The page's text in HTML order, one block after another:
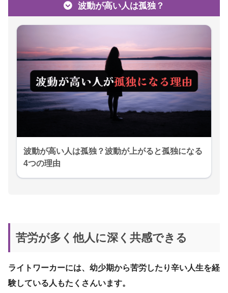
波動が高い人は孤独？
波動が高い人は孤独？波動が上がると孤独になる
4つの理由
苦労が多く他人に深く共感できる
ライトワーカーには、幼少期から苦労したり辛い人生を経
験している人もたくさんいます。